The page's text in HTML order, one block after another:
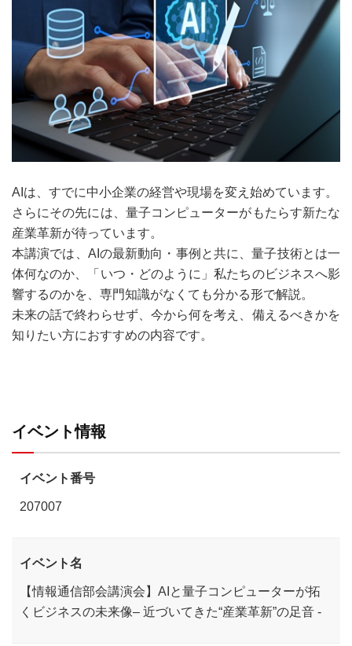
AIは、すでに中小企業の経営や現場を変え始めています。
さらにその先には、量子コンピューターがもたらす新たな
産業革新が待っています。
本講演では、AIの最新動向・事例と共に、量子技術とは一
体何なのか、「いつ・どのように」私たちのビジネスへ影
響するのかを、専門知識がなくても分かる形で解説。
未来の話で終わらせず、今から何を考え、備えるべきかを
知りたい方におすすめの内容です。
イベント情報
イベント番号
207007
イベント名
【情報通信部会講演会】AIと量子コンピューターが拓
くビジネスの未来像– 近づいてきた“産業革新”の足音 -